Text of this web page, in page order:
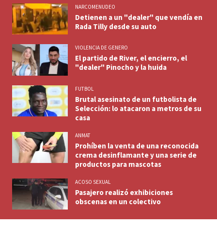
NARCOMENUDEO
Detienen a un "dealer" que vendía en
Rada Tilly desde su auto
VIOLENCIA DE GENERO
El partido de River, el encierro, el
"dealer" Pinocho y la huida
FUTBOL
Brutal asesinato de un futbolista de
Selección: lo atacaron a metros de su
casa
ANMAT
Prohíben la venta de una reconocida
crema desinflamante y una serie de
productos para mascotas
ACOSO SEXUAL
Pasajero realizó exhibiciones
obscenas en un colectivo